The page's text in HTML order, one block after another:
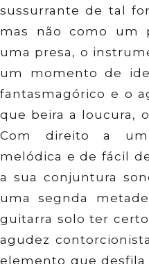
sussurrante de tal
mas não como um
uma presa, o
um momento de
fantasmagórico e o
que beira a loucura,
Com direito a
melódica e de fácil
a sua conjuntura
uma segnda
guitarra solo ter
agudez
elemento que